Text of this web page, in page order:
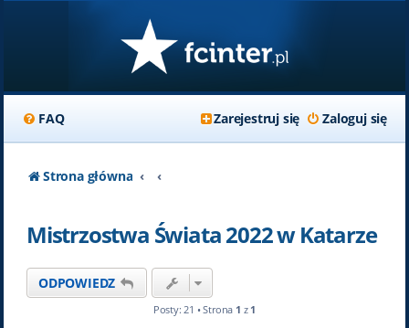
FAQ Zaloguj się
Zarejestruj się
Strona główna
Mistrzostwa Świata 2022 w Katarze
ODPOWIEDZ
Posty: 21 • Strona 1 z 1